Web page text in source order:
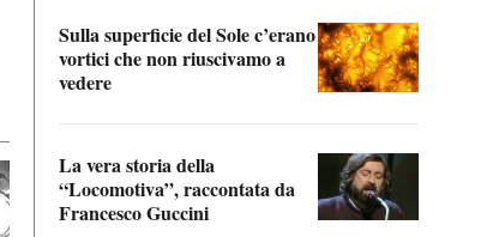
Sulla superficie del Sole c’erano
vortici che non riuscivamo a
vedere
La vera storia della
“Locomotiva”, raccontata da
Francesco Guccini